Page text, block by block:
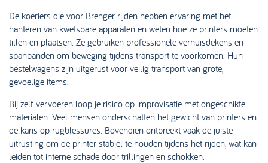
De koeriers die voor Brenger rijden hebben ervaring met het
hanteren van kwetsbare apparaten en weten hoe ze printers moeten
tillen en plaatsen. Ze gebruiken professionele verhuisdekens en
spanbanden om beweging tijdens transport te voorkomen. Hun
bestelwagens zijn uitgerust voor veilig transport van grote,
gevoelige items.
Bij zelf vervoeren loop je risico op improvisatie met ongeschikte
materialen. Veel mensen onderschatten het gewicht van printers en
de kans op rugblessures. Bovendien ontbreekt vaak de juiste
uitrusting om de printer stabiel te houden tijdens het rijden, wat kan
leiden tot interne schade door trillingen en schokken.